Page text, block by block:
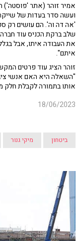
אמיר זוהר (אתר 'פוסטה')
'אה דה וה'. הם עושים רק
שלב ברקת הכניס עוד
איתם".
זוהר הציג עוד פרטים
"השאלה היא האם אנשי
אותו בתמורה לקבלת חלק
18/06/2023
ביטחון מיקי גנור